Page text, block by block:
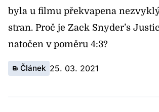
byla u filmu překvapena
stran. Proč je Zack Snyder’s
natočen v poměru 4:3?
Článek 25. 03. 2021